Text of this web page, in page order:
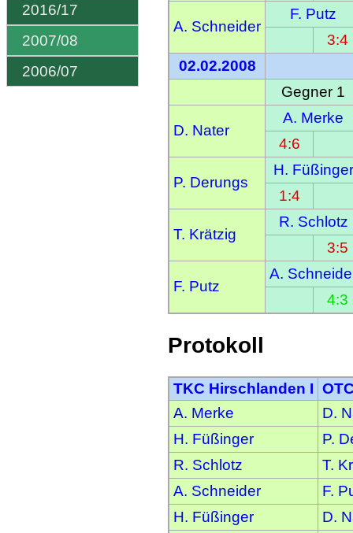
2016/17
2007/08
2006/07
A. Schneider
F. Putz
3:4
02.02.2008
Gegner 1
D. Nater
A. Merke
4:6
P. Derungs
H. Füßinger
1:4
T. Krätzig
R. Schlotz
3:5
F. Putz
A.
4:3
Protokoll
TKC Hirschlanden I
A. Merke
D.
H. Füßinger
P.
R. Schlotz
T.
A. Schneider
F.
H. Füßinger
D.